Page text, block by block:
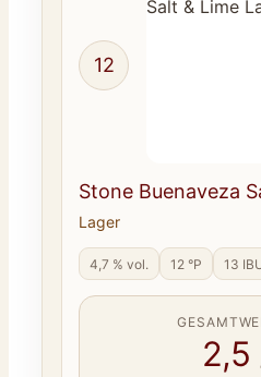
12
Stone Buenaveza
Lager
4,7 % vol. 12 °P 13
2,5